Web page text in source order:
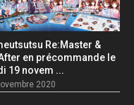
Re:Master &
en précommande le
19 novem ...
2020